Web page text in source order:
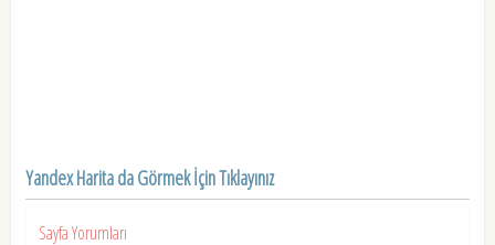
Yandex Harita da Görmek İçin Tıklayınız
Sayfa Yorumları